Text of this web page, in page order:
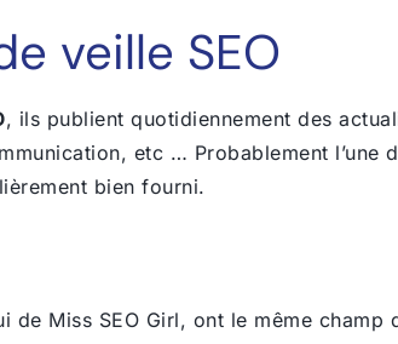
veille SEO
, ils publient quotidiennement des
etc … Probablement
bien fourni.
de Miss SEO Girl, ont le même champ